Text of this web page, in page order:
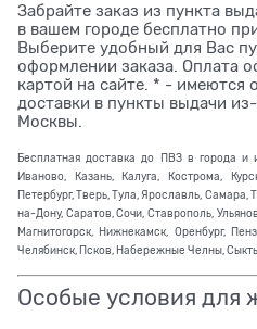
Забрайте заказ из пункта
в вашем городе бесплатно
Выберите удобный для Вас
оформлении заказа. Оплата
картой на сайте. * - имеются
доставки в пункты выдачи
Москвы.
Бесплатная доставка до ПВЗ в города и
Иваново, Казань, Калуга, Кострома,
Петербург, Тверь, Тула, Ярославль, Самара,
на-Дону, Саратов, Сочи, Ставрополь,
Магнитогорск, Нижнекамск, Оренбург,
Челябинск, Псков, Набережные Челны,
Особые условия для